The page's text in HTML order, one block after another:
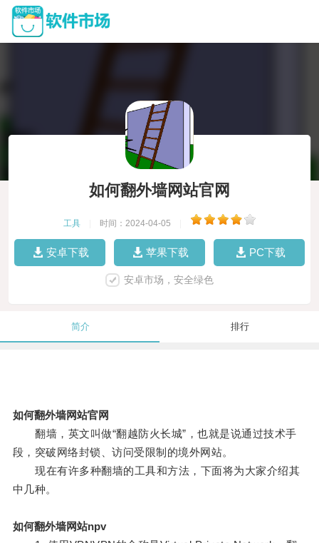
如何翻外墙网站官网
工具 时间：2024-04-05
安卓下载 苹果下载 PC下载
安卓市场，安全绿色
简介 排行
如何翻外墙网站官网
翻墙，英文叫做“翻越防火长城”，也就是说通过技术手
段，突破网络封锁、访问受限制的境外网站。
现在有许多种翻墙的工具和方法，下面将为大家介绍其
中几种。
如何翻外墙网站npv